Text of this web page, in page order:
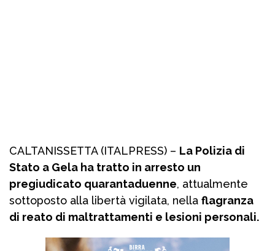
CALTANISSETTA (ITALPRESS) – La Polizia di
Stato a Gela ha tratto in arresto un
pregiudicato quarantaduenne, attualmente
sottoposto alla libertà vigilata, nella flagranza
di reato di maltrattamenti e lesioni personali.